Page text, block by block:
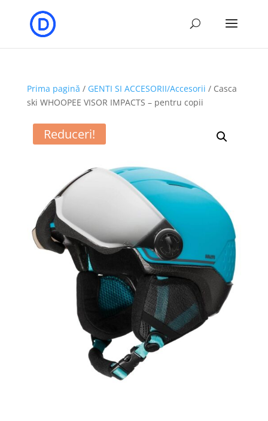
Prima pagină / GENTI SI ACCESORII/Accesorii / Casca
ski WHOOPEE VISOR IMPACTS – pentru copii
Reduceri!